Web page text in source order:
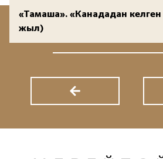
«Тамаша». «Канададан
жыл)